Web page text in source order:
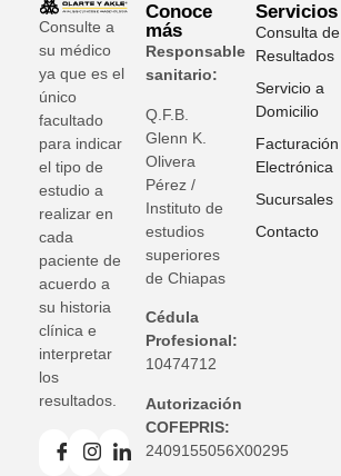
Consulte a
su médico
ya que es el
único
facultado
para indicar
el tipo de
estudio a
realizar en
cada
paciente de
acuerdo a
su historia
clínica e
interpretar
los
resultados.
Conoce
más
Responsable
sanitario:
Q.F.B.
Glenn K
Olivera
Pérez /
Instituto de
estudios
superiores
de Chiapas
Cédula
Profesional:
10474712
Autorización
COFEPRIS:
2409155056X00295
Servicios
Consulta de
Resultados
Servicio a
Domicilio
Facturación
Electrónica
Sucursales
Contacto